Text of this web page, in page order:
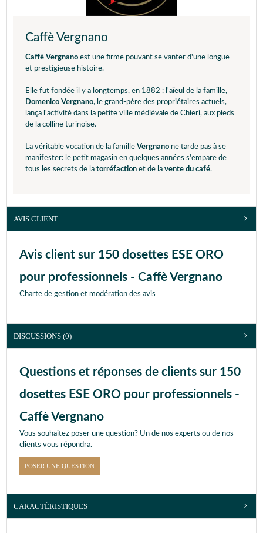
Caffè Vergnano
Caffè Vergnano est une firme pouvant se vanter d'une longue
et prestigieuse histoire.
Elle fut fondée il y a longtemps, en 1882 : l'aïeul de la famille,
Domenico Vergnano, le grand-père des propriétaires actuels,
lança l'activité dans la petite ville médiévale de Chieri, aux pieds
de la colline turinoise.
La véritable vocation de la famille Vergnano ne tarde pas à se
manifester: le petit magasin en quelques années s'empare de
tous les secrets de la torréfaction et de la vente du café.
AVIS CLIENT
Avis client sur 150 dosettes ESE ORO
pour professionnels - Caffè Vergnano
Charte de gestion et modération des avis
DISCUSSIONS (0)
Questions et réponses de clients sur 150
dosettes ESE ORO pour professionnels -
Caffè Vergnano
Vous souhaitez poser une question? Un de nos experts ou de nos
clients vous répondra.
POSER UNE QUESTION
CARACTÉRISTIQUES